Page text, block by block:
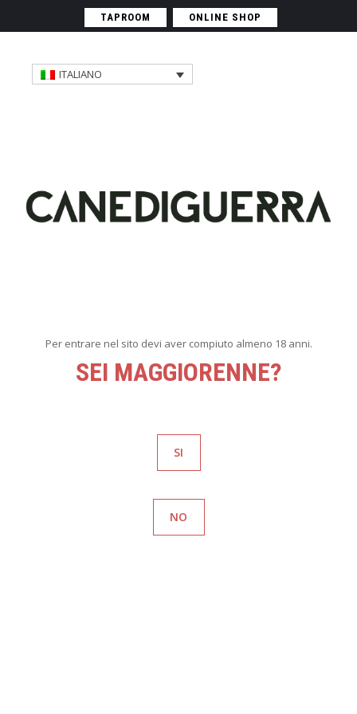
TAPROOM ONLINE SHOP
ITALIANO
Per entrare nel sito devi aver compiuto almeno 18 anni.
SEI MAGGIORENNE?
SI
NO